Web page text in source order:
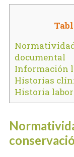
documental
Información
Historias
Historia